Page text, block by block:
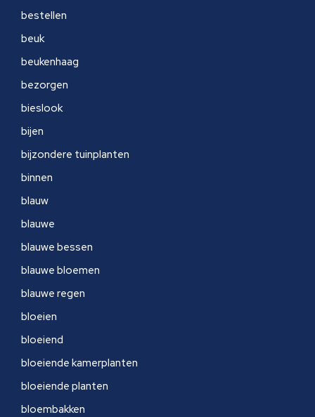
bestellen
beuk
beukenhaag
bezorgen
bieslook
bijen
bijzondere tuinplanten
binnen
blauw
blauwe
blauwe bessen
blauwe bloemen
blauwe regen
bloeien
bloeiend
bloeiende kamerplanten
bloeiende planten
bloembakken